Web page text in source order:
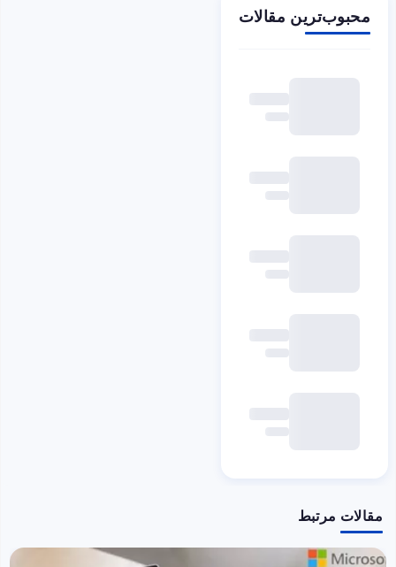
محبوب‌ترین مقالات
مقالات مرتبط